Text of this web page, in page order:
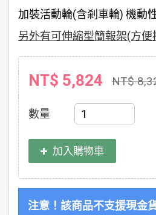
加裝活動輪(含剎車輪) 機動
另外有可伸縮型簡報架(方便
NT$ 5,824 NT$
數量
加入購物車
注意！該商品不支援現金